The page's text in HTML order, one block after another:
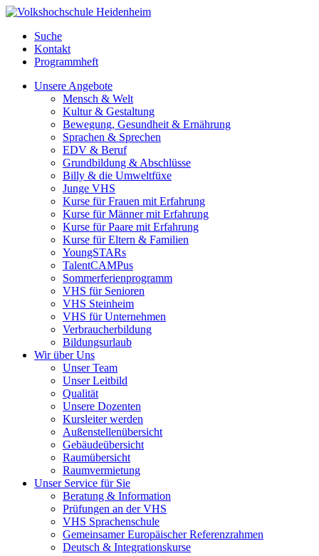
Suche
Kontakt
Programmheft
Unsere Angebote
Mensch & Welt
Kultur & Gestaltung
Bewegung, Gesundheit & Ernährung
Sprachen & Sprechen
EDV & Beruf
Grundbildung & Abschlüsse
Billy & die Umweltfüxe
Junge VHS
Kurse für Frauen mit Erfahrung
Kurse für Männer mit Erfahrung
Kurse für Paare mit Erfahrung
Kurse für Eltern & Familien
YoungSTARs
TalentCAMPus
Sommerferienprogramm
VHS für Senioren
VHS Steinheim
VHS für Unternehmen
Verbraucherbildung
Bildungsurlaub
Wir über Uns
Unser Team
Unser Leitbild
Qualität
Unsere Dozenten
Kursleiter werden
Außenstellenübersicht
Gebäudeübersicht
Raumübersicht
Raumvermietung
Unser Service für Sie
Beratung & Information
Prüfungen an der VHS
VHS Sprachenschule
Gemeinsamer Europäischer Referenzrahmen
Deutsch & Integrationskurse